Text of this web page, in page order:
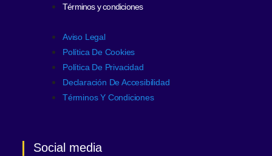
Términos y condiciones
Aviso Legal
Política De Cookies
Política De Privacidad
Declaración De Accesibilidad
Términos Y Condiciones
Social media